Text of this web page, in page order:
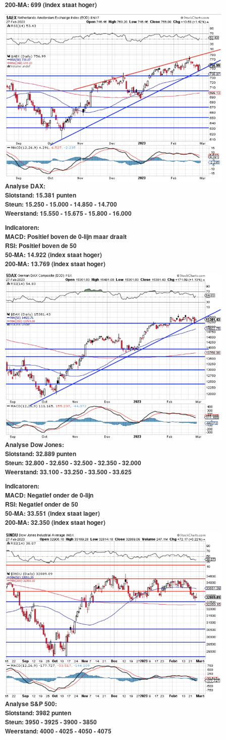
200-MA: 699(index staat hoger)
Analyse DAX:
Slotstand: 15.381 punten
Steun: 15.250 - 15.000 - 14.850 - 14.700
Weerstand: 15.550 - 15.675 - 15.800 - 16.000
Indicatoren:
MACD: Positief boven de 0-lijn maar draait
RSI: Positief boven de 50
50-MA: 14.922 (index staat hoger)
200-MA: 13.769(index staat hoger)
Analyse Dow Jones:
Slotstand: 32.889 punten
Steun: 32.800 - 32.650 - 32.500 - 32.350 - 32.000
Weerstand: 33.100 - 33.250 - 33.500 - 33.625
Indicatoren:
MACD: Negatief onder de 0-lijn
RSI: Negatief onder de 50
50-MA: 33.551 (index staat lager)
200-MA: 32.350(index staat hoger)
Analyse S&P 500:
Slotstand: 3982 punten
Steun: 3950 - 3925 - 3900 - 3850
Weerstand: 4000 - 4025 - 4050 - 4075